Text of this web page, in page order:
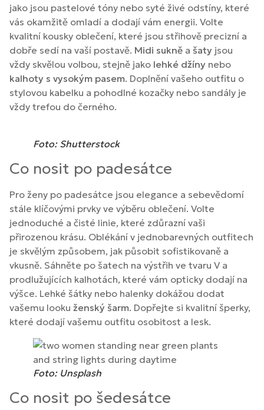
jako jsou pastelové tóny nebo syté živé odstíny, které
vás okamžitě omladí a dodají vám energii. Volte
kvalitní kousky oblečení, které jsou střihově precizní a
dobře sedí na vaší postavě. Midi sukně a šaty jsou
vždy skvělou volbou, stejně jako lehké džíny nebo
kalhoty s vysokým pasem. Doplnění vašeho outfitu o
stylovou kabelku a pohodlné kozačky nebo sandály je
vždy trefou do černého.
Foto: Shutterstock
Co nosit po padesátce
Pro ženy po padesátce jsou elegance a sebevědomí
stále klíčovými prvky ve výběru oblečení. Volte
jednoduché a čisté linie, které zdůrazní vaši
přirozenou krásu. Oblékání v jednobarevných outfitech
je skvělým způsobem, jak působit sofistikovaně a
vkusně. Sáhněte po šatech na výstřih ve tvaru V a
prodlužujících kalhotách, které vám opticky dodají na
výšce. Lehké šátky nebo halenky dokážou dodat
vašemu looku ženský šarm. Dopřejte si kvalitní šperky,
které dodají vašemu outfitu osobitost a lesk.
Foto: Unsplash
Co nosit po šedesátce